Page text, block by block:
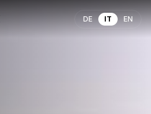
DE IT EN